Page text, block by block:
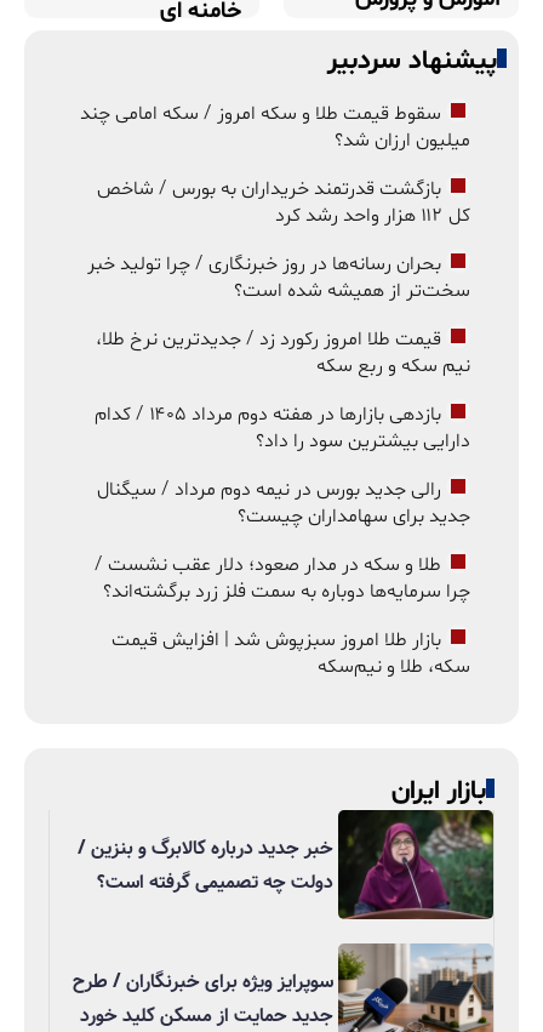
خامنه ای
پیشنهاد سردبیر
سقوط قیمت طلا و سکه امروز / سکه امامی چند
میلیون ارزان شد؟
بازگشت قدرتمند خریداران به بورس / شاخص
کل ۱۱۲ هزار واحد رشد کرد
بحران رسانه‌ها در روز خبرنگاری / چرا تولید خبر
سخت‌تر از همیشه شده است؟
قیمت طلا امروز رکورد زد / جدیدترین نرخ طلا،
نیم سکه و ربع سکه
بازدهی بازارها در هفته دوم مرداد ۱۴۰۵ / کدام
دارایی بیشترین سود را داد؟
رالی جدید بورس در نیمه دوم مرداد / سیگنال
جدید برای سهامداران چیست؟
طلا و سکه در مدار صعود؛ دلار عقب نشست /
چرا سرمایه‌ها دوباره به سمت فلز زرد برگشته‌اند؟
بازار طلا امروز سبزپوش شد | افزایش قیمت
سکه، طلا و نیم‌سکه
بازار ایران
خبر جدید درباره کالابرگ و بنزین /
دولت چه تصمیمی گرفته است؟
سوپرایز ویژه برای خبرنگاران / طرح
جدید حمایت از مسکن کلید خورد